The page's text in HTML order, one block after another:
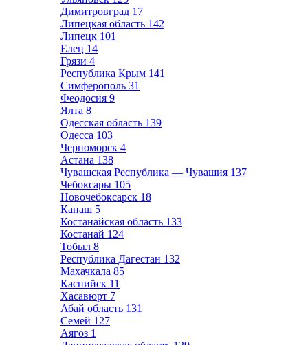
Димитровград 17
Липецкая область 142
Липецк 101
Елец 14
Грязи 4
Республика Крым 141
Симферополь 31
Феодосия 9
Ялта 8
Одесская область 139
Одесса 103
Черноморск 4
Астана 138
Чувашская Республика — Чувашия 137
Чебоксары 105
Новочебоксарск 18
Канаш 5
Костанайская область 133
Костанай 124
Тобыл 8
Республика Дагестан 132
Махачкала 85
Каспийск 11
Хасавюрт 7
Абай область 131
Семей 127
Аягоз 1